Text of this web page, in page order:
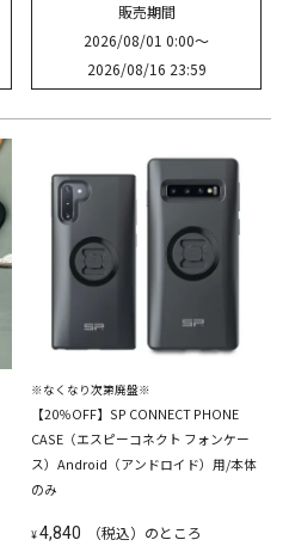
販売期間
2026/08/01 0:00〜
2026/08/16 23:59
※なくなり次第廃盤※
【20％OFF】SP CONNECT PHONE
CASE（エスピーコネクト フォンケー
ス）Android（アンドロイド）用/本体
のみ
¥4,840 （税込）のところ